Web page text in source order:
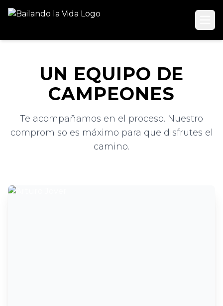
UN EQUIPO DE
CAMPEONES
Te acompañamos en el proceso. Nuestro
compromiso es máximo para que disfrutes el
camino.